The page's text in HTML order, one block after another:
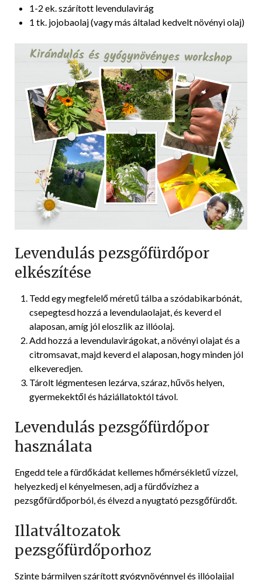
1-2 ek. szárított levendulavirág
1 tk. jojobaolaj (vagy más általad kedvelt növényi olaj)
Levendulás pezsgőfürdőpor
elkészítése
Tedd egy megfelelő méretű tálba a szódabikarbónát,
csepegtesd hozzá a levendulaolajat, és keverd el
alaposan, amíg jól eloszlik az illóolaj.
Add hozzá a levendulavirágokat, a növényi olajat és a
citromsavat, majd keverd el alaposan, hogy minden jól
elkeveredjen.
Tárolt légmentesen lezárva, száraz, hűvös helyen,
gyermekektől és háziállatoktól távol.
Levendulás pezsgőfürdőpor
használata
Engedd tele a fürdőkádat kellemes hőmérsékletű vízzel,
helyezkedj el kényelmesen, adj a fürdővízhez a
pezsgőfürdőporból, és élvezd a nyugtató pezsgőfürdőt.
Illatváltozatok
pezsgőfürdőporhoz
Szinte bármilyen szárított gyógynövénnyel és illóolajjal